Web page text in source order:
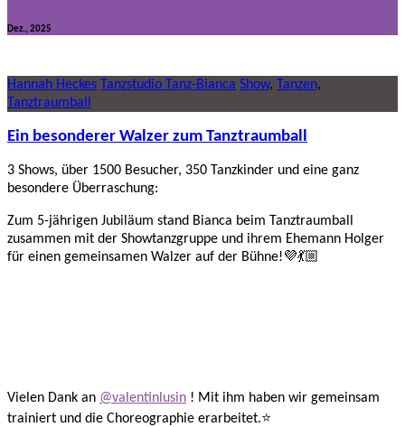
Dez., 2025
Hannah Heckes Tanzstudio Tanz-Bianca Show, Tanzen,
Tanztraumball
Ein besonderer Walzer zum Tanztraumball
3 Shows, über 1500 Besucher, 350 Tanzkinder und eine ganz
besondere Überraschung:
Zum 5-jährigen Jubiläum stand Bianca beim Tanztraumball
zusammen mit der Showtanzgruppe und ihrem Ehemann Holger
für einen gemeinsamen Walzer auf der Bühne!💜💃🏼
Vielen Dank an @valentinlusin ! Mit ihm haben wir gemeinsam
trainiert und die Choreographie erarbeitet.⭐️